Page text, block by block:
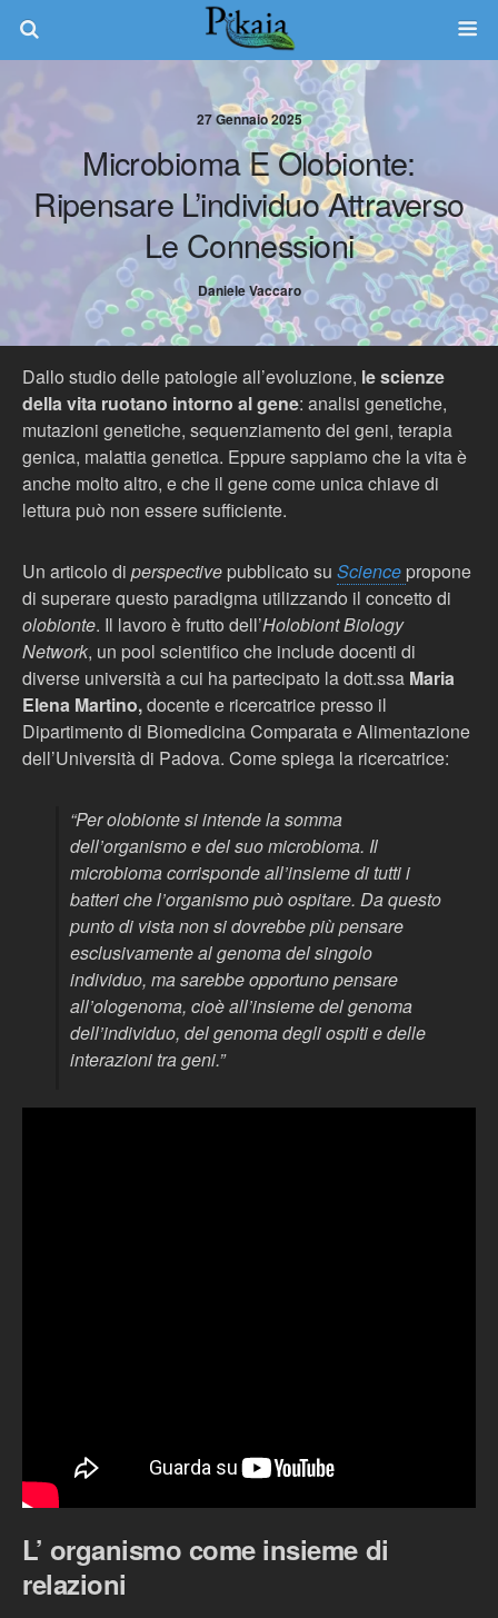
27 Gennaio 2025
Microbioma E Olobionte:
Ripensare L’individuo Attraverso
Le Connessioni
Daniele Vaccaro
Dallo studio delle patologie all’evoluzione, le scienze
della vita ruotano intorno al gene: analisi genetiche,
mutazioni genetiche, sequenziamento dei geni, terapia
genica, malattia genetica. Eppure sappiamo che la vita è
anche molto altro, e che il gene come unica chiave di
lettura può non essere sufficiente.
Un articolo di perspective pubblicato su Science propone
di superare questo paradigma utilizzando il concetto di
olobionte. Il lavoro è frutto dell’Holobiont Biology
Network, un pool scientifico che include docenti di
diverse università a cui ha partecipato la dott.ssa Maria
Elena Martino,docente e ricercatrice presso il
Dipartimento di Biomedicina Comparata e Alimentazione
dell’Università di Padova. Come spiega la ricercatrice:
“Per olobionte si intende la somma
dell’organismo e del suo microbioma. Il
microbioma corrisponde all’insieme di tutti i
batteri che l’organismo può ospitare. Da questo
punto di vista non si dovrebbe più pensare
esclusivamente al genoma del singolo
individuo, ma sarebbe opportuno pensare
all’ologenoma, cioè all’insieme del genoma
dell’individuo, del genoma degli ospiti e delle
interazioni tra geni.”
L’ organismo come insieme di
relazioni